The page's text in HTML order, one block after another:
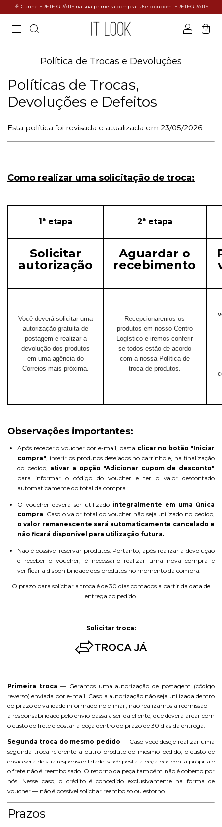
🎉 Ganhe FRETE GRÁTIS na sua primeira compra! Use o cupom: FRETEGRATIS
0
Política de Trocas e Devoluções
Políticas de Trocas,
Devoluções e Defeitos
Esta política foi revisada e atualizada em 23/05/2026.
Como realizar uma solicitação de troca:
1ª etapa 2ª etapa
Solicitar
autorização
Aguardar o
recebimento
Você deverá solicitar uma
autorização gratuita de
postagem e realizar a
devolução dos produtos
em uma agência do
Correios mais próxima.
Recepcionaremos os
produtos em nosso Centro
Logístico e iremos conferir
se todos estão de acordo
com a nossa Política de
troca de produtos.
Observações importantes:
Após receber o voucher por e-mail, basta clicar no botão "Iniciar
compra", inserir os produtos desejados no carrinho e, na finalização
do pedido, ativar a opção "Adicionar cupom de desconto"
para informar o código do voucher e ter o valor descontado
automaticamente do total da compra.
O voucher deverá ser utilizado integralmente em uma única
compra. Caso o valor total do voucher não seja utilizado no pedido,
o valor remanescente será automaticamente cancelado e
não ficará disponível para utilização futura.
Não é possível reservar produtos. Portanto, após realizar a devolução
e receber o voucher, é necessário realizar uma nova compra e
verificar a disponibilidade dos produtos no momento da compra.
O prazo para solicitar a troca é de 30 dias contados a partir da data de
entrega do pedido.
Solicitar troca:
Primeira troca — Geramos uma autorização de postagem (código
reverso) enviada por e-mail. Caso a autorização não seja utilizada dentro
do prazo de validade informado no e-mail, não realizamos a reemissão —
a responsabilidade pelo envio passa a ser da cliente, que deverá arcar com
o custo do frete e postar a peça dentro do prazo de 30 dias da entrega.
Segunda troca do mesmo pedido — Caso você deseje realizar uma
segunda troca referente a outro produto do mesmo pedido, o custo de
envio será de sua responsabilidade: você posta a peça por conta própria e
o frete não é reembolsado. O retorno da peça também não é coberto por
nós. Nesse caso, o crédito é concedido exclusivamente na forma de
voucher — não é possível solicitar reembolso ou estorno.
Prazos